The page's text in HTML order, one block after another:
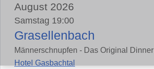
August 2026
Samstag 19:00
Grasellenbach
Männerschnupfen - Das Original Dinner
Hotel Gasbachtal